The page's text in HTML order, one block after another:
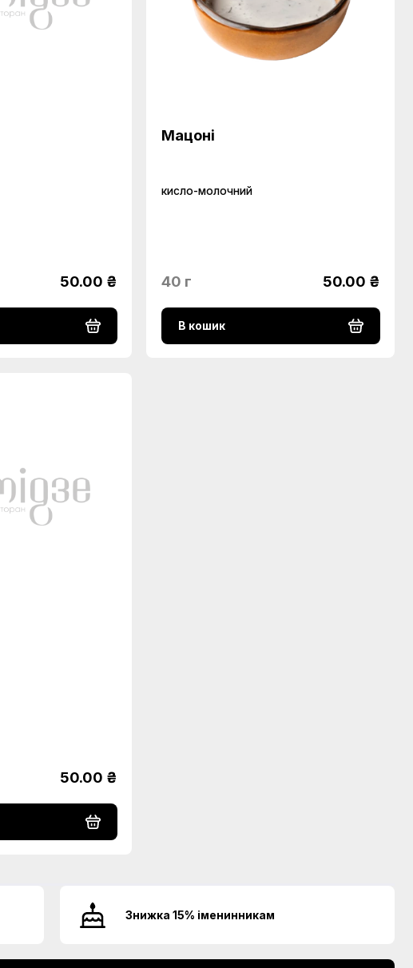
50.00 ₴
Мацоні
кисло-молочний
40 г 50.00 ₴
В кошик
50.00 ₴
Знижка 15% іменинникам